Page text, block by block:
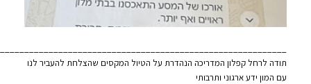
תודה לרחל קפלון המדריכה הנהדרת על הטיול המקסים שהצלחת להעביר לנו
עם המון ידע ארגוני ותרבותי